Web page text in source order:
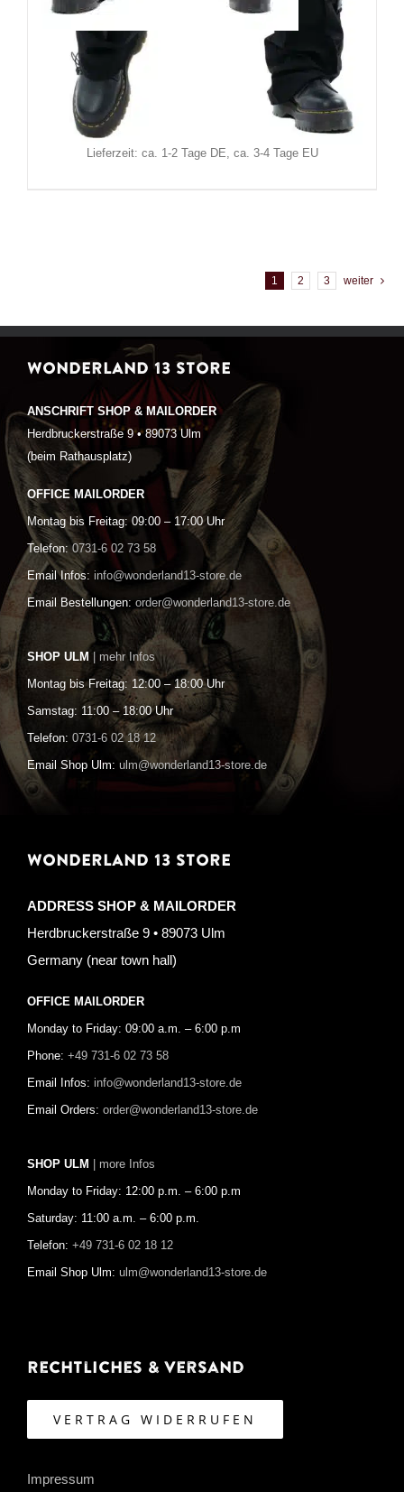
Chemical Black Hose Casimir
Lieferzeit: ca. 1-2 Tage DE, ca. 3-4 Tage EU
1 2 3 weiter
WONDERLAND 13 STORE
ANSCHRIFT SHOP & MAILORDER
Herdbruckerstraße 9 • 89073 Ulm
(beim Rathausplatz)
OFFICE MAILORDER
Montag bis Freitag: 09:00 – 17:00 Uhr
Telefon: 0731-6 02 73 58
Email Infos: info@wonderland13-store.de
Email Bestellungen: order@wonderland13-store.de
SHOP ULM | mehr Infos
Montag bis Freitag: 12:00 – 18:00 Uhr
Samstag: 11:00 – 18:00 Uhr
Telefon: 0731-6 02 18 12
Email Shop Ulm: ulm@wonderland13-store.de
WONDERLAND 13 STORE
ADDRESS SHOP & MAILORDER
Herdbruckerstraße 9 • 89073 Ulm
Germany (near town hall)
OFFICE MAILORDER
Monday to Friday: 09:00 a.m. – 6:00 p.m
Phone: +49 731-6 02 73 58
Email Infos: info@wonderland13-store.de
Email Orders: order@wonderland13-store.de
SHOP ULM | more Infos
Monday to Friday: 12:00 p.m. – 6:00 p.m
Saturday: 11:00 a.m. – 6:00 p.m.
Telefon: +49 731-6 02 18 12
Email Shop Ulm: ulm@wonderland13-store.de
Rechtliches & Versand
VERTRAG WIDERRUFEN
Impressum